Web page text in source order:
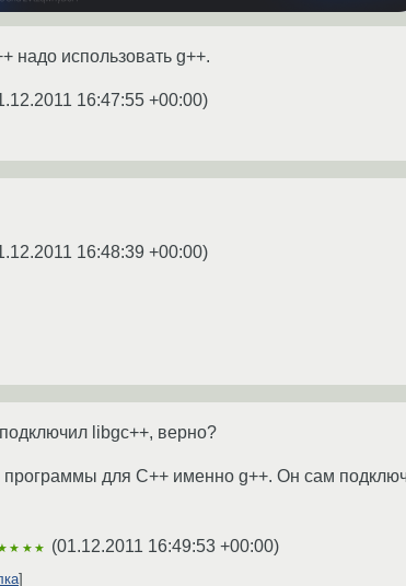
надо использовать g++.
16:47:55 +00:00)
16:48:39 +00:00)
libgc++, верно?
для С++ именно g++. Он сам
(01.12.2011 16:49:53 +00:00)